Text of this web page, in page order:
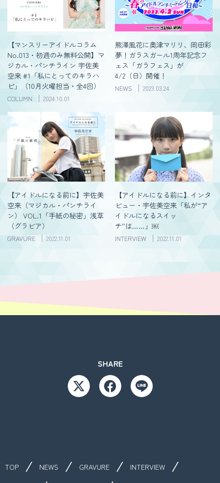
【マンスリーアイドルコラム
No.013・初週のみ無料公開】マ
ジカル・パンチライン 宇佐美
空来 #1「私にとってのキラハ
ピ」（10月火曜担当・全4回）
COLUMN 2024.10.01
熊澤風花に奥津マリリ、岡田彩
夢！ガラスガール1周年記念フ
ェス「ガラフェス」が
4/2（日）開催！
NEWS 2023.03.24
【アイドルになる前に】宇佐美
空来（マジカル・パンチライ
ン） VOL.1「手紙の秘密」浅草
（グラビア）
GRAVURE 2022.11.01
【アイドルになる前に】インタ
ビュー・宇佐美空来「私が“ア
イドルになるスイッ
チ”は……」￼
INTERVIEW 2022.11.01
SHARE
TOP NEWS GRAVURE
INTERVIEW